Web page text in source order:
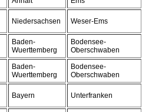
Niedersachsen Weser-Ems
Baden-
Wuerttemberg
Bodensee-
Oberschwaben
Baden-
Wuerttemberg
Bodensee-
Oberschwaben
Bayern Unterfranken